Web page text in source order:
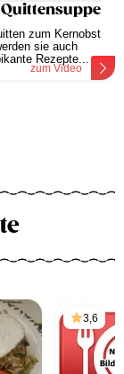
zum Kernobst
sie auch
Rezepte...
zum Video
3,6